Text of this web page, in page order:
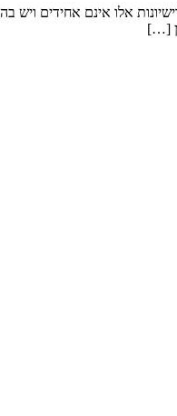
אלו אינם אחידים ויש
[…]